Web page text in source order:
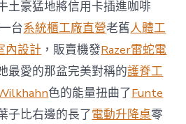
設
計
DT
踢
友
誼
賽〉
中
土豪猛地將信用卡插進咖啡
台系統櫃工廠直營老舊人體工
內設計 ，販賣機發Razer雷蛇電
最愛的那盆完美對稱的護脊工
色的能量扭曲了Funte
子比右邊的長了電動升降桌零